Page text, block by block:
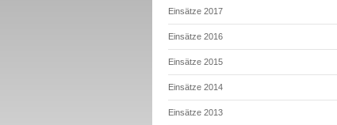
Einsätze 2017
Einsätze 2016
Einsätze 2015
Einsätze 2014
Einsätze 2013